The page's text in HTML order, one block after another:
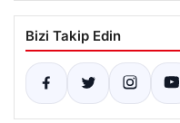
Bizi Takip Edin